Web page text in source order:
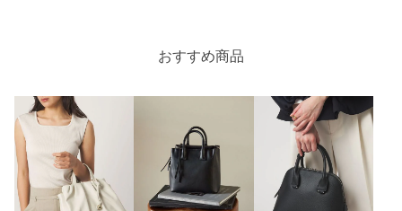
※レビューは、個人の主観による感想・体感によるもので、商品の効果や性
能を保証するものではありません。
おすすめ商品